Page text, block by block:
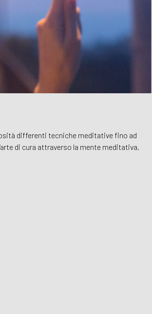
differenti tecniche meditative fino ad
di cura attraverso la mente meditativa,